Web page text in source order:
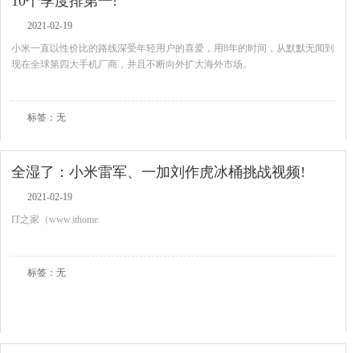
2021-02-19
小米一直以性价比的路线深受年轻用户的喜爱，用8年的时间，从默默无闻到
现在全球第四大手机厂商，并且不断向外扩大海外市场。
标签：无
全湿了：小米雷军、一加刘作虎冰桶挑战视频!
2021-02-19
IT之家（www.ithome.
标签：无